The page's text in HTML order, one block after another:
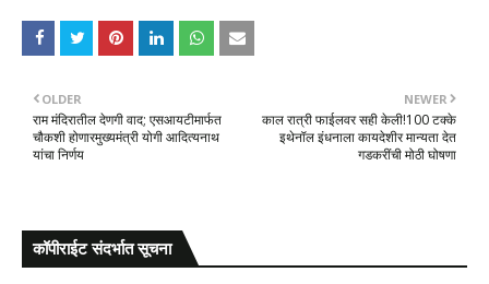
NEWER
काल रात्री फाईलवर सही केली!100 टक्के
इथेनॉल इंधनाला कायदेशीर मान्यता देत
गडकरींची मोठी घोषणा
OLDER
राम मंदिरातील देणगी वाद; एसआयटीमार्फत
चौकशी होणारमुख्यमंत्री योगी आदित्यनाथ
यांचा निर्णय
कॉपीराईट संदर्भात सूचना